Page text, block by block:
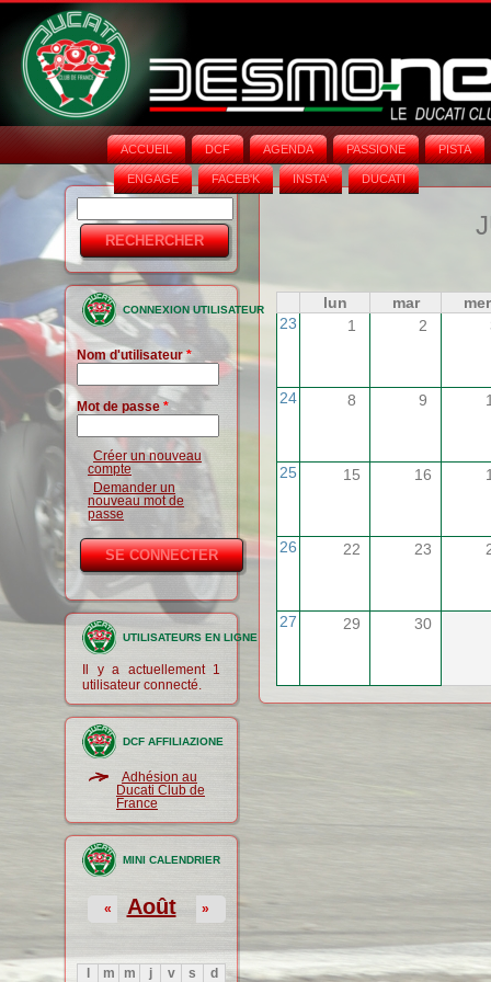
ACCUEIL DCF AGENDA PASSIONE PISTA
ENGAGE FACEB'K INSTA‘ DUCATI
Formulaire
de
recherche
CONNEXION UTILISATEUR
Nom d'utilisateur*
Mot de passe *
Créer un nouveau
compte
Demander un
nouveau mot de
passe
UTILISATEURS EN LIGNE
Il y a actuellement 1
utilisateur connecté.
DCF AFFILIAZIONE
Adhésion au
Ducati Club de
France
MINI CALENDRIER
Août
« »
m m j v s
d
lun mar
mer
23
1 2
24 8 9
25 15 16
26 22 23
27 29 30